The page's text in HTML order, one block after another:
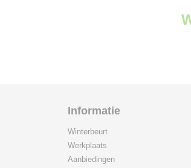
Informatie
Winterbeurt
Werkplaats
Aanbiedingen